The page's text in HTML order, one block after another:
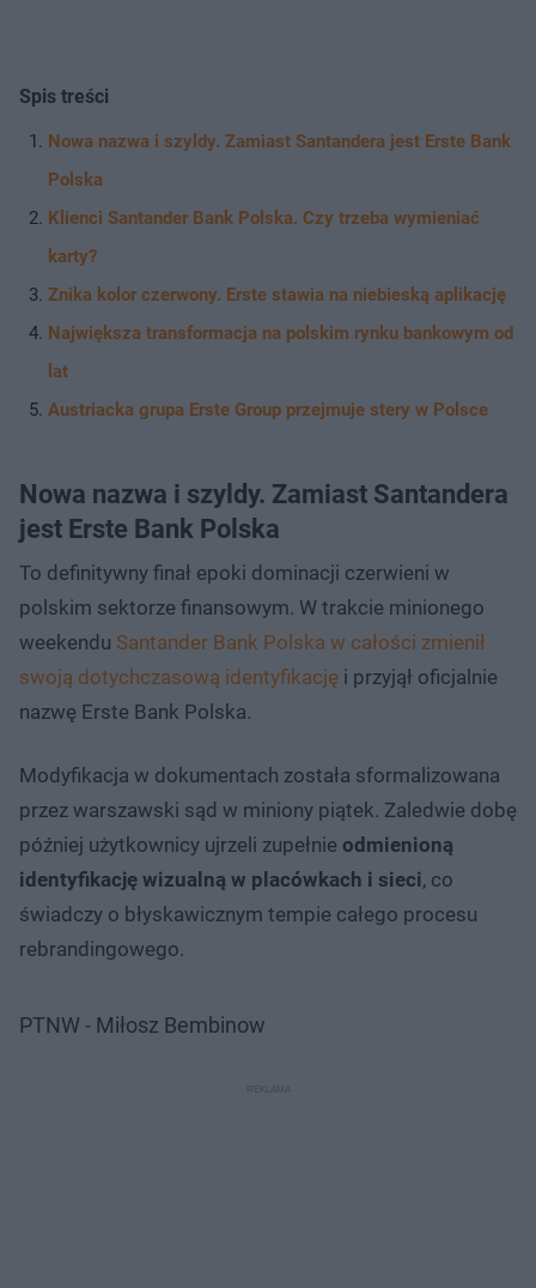
Spis treści
Nowa nazwa i szyldy. Zamiast Santandera jest Erste Bank
Polska
Klienci Santander Bank Polska. Czy trzeba wymieniać
karty?
Znika kolor czerwony. Erste stawia na niebieską aplikację
Największa transformacja na polskim rynku bankowym od
lat
Austriacka grupa Erste Group przejmuje stery w Polsce
Nowa nazwa i szyldy. Zamiast Santandera
jest Erste Bank Polska
To definitywny finał epoki dominacji czerwieni w
polskim sektorze finansowym. W trakcie minionego
weekendu Santander Bank Polska w całości zmienił
swoją dotychczasową identyfikację i przyjął oficjalnie
nazwę Erste Bank Polska.
Modyfikacja w dokumentach została sformalizowana
przez warszawski sąd w miniony piątek. Zaledwie dobę
później użytkownicy ujrzeli zupełnie odmienioną
identyfikację wizualną w placówkach i sieci, co
świadczy o błyskawicznym tempie całego procesu
rebrandingowego.
PTNW - Miłosz Bembinow